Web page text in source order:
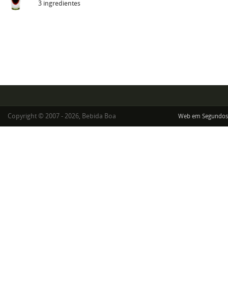
3 ingredientes
Copyright © 2007 - 2026, Bebida Boa Web em Segundos